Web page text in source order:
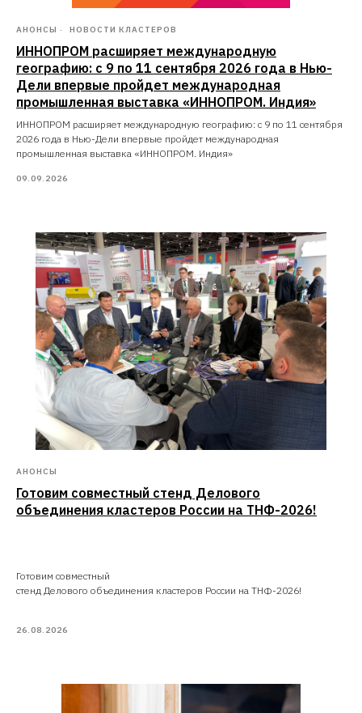
АНОНСЫ НОВОСТИ КЛАСТЕРОВ
ИННОПРОМ расширяет международную
географию: с 9 по 11 сентября 2026 года в Нью-
Дели впервые пройдет международная
промышленная выставка «ИННОПРОМ. Индия»
ИННОПРОМ расширяет международную географию: с 9 по 11 сентября
2026 года в Нью-Дели впервые пройдет международная
промышленная выставка «ИННОПРОМ. Индия»
09.09.2026
АНОНСЫ
Готовим совместный стенд Делового
объединения кластеров России на ТНФ-2026!
Готовим совместный
стенд Делового объединения кластеров России на ТНФ-2026!
26.08.2026